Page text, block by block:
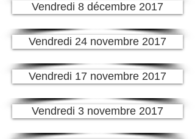
Vendredi 8 décembre 2017
Vendredi 24 novembre 2017
Vendredi 17 novembre 2017
Vendredi 3 novembre 2017